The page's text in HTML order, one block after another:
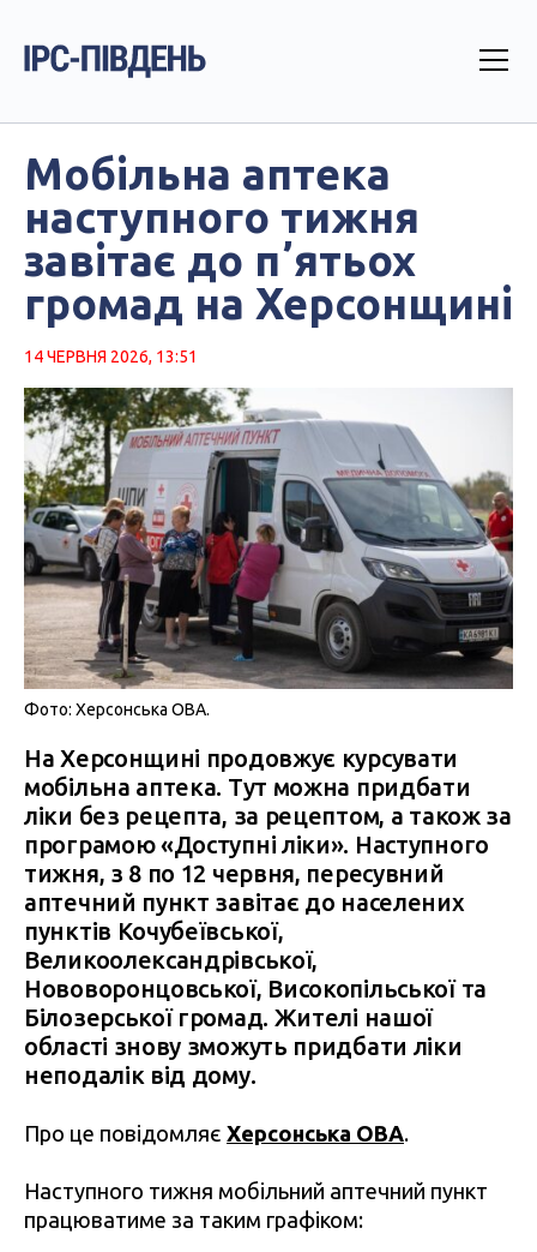
Мобільна аптека
наступного тижня
завітає до пʼятьох
громад на Херсонщині
14 ЧЕРВНЯ 2026, 13:51
Фото: Херсонська ОВА.
На Херсонщині продовжує курсувати
мобільна аптека. Тут можна придбати
ліки без рецепта, за рецептом, а також за
програмою «Доступні ліки». Наступного
тижня, з 8 по 12 червня, пересувний
аптечний пункт завітає до населених
пунктів Кочубеївської,
Великоолександрівської,
Нововоронцовської, Високопільської та
Білозерської громад. Жителі нашої
області знову зможуть придбати ліки
неподалік від дому.
Про це повідомляє Херсонська ОВА.
Наступного тижня мобільний аптечний пункт
працюватиме за таким графіком: